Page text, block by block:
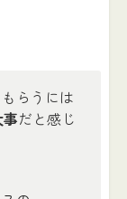
らうには
だと感じ